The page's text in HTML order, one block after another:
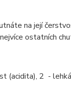
na její
ostatních
(acidita), 2 -